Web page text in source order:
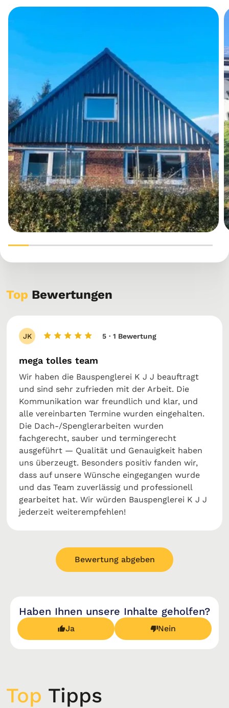
Top Bewertungen
JK 5 · 1 Bewertung
mega tolles team
Wir haben die Bauspenglerei K J J beauftragt
und sind sehr zufrieden mit der Arbeit. Die
Kommunikation war freundlich und klar, und
alle vereinbarten Termine wurden eingehalten.
Die Dach-/Spenglerarbeiten wurden
fachgerecht, sauber und termingerecht
ausgeführt — Qualität und Genauigkeit haben
uns überzeugt. Besonders positiv fanden wir,
dass auf unsere Wünsche eingegangen wurde
und das Team zuverlässig und professionell
gearbeitet hat. Wir würden Bauspenglerei K J J
jederzeit weiterempfehlen!
Bewertung abgeben
Haben Ihnen unsere Inhalte geholfen?
Ja Nein
Top Tipps